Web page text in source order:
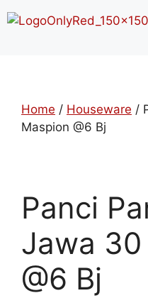
Home / Houseware /
Maspion @6 Bj
Panci
Jawa
@6 Bj